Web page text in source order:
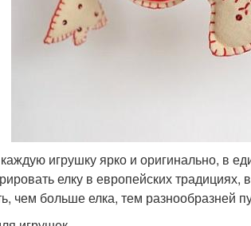
игрушку ярко и оригинально, в
елку в европейских
чем больше елка, тем разнообразней